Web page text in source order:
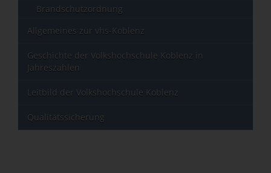
Brandschutzordnung
Allgemeines zur vhs-Koblenz
Geschichte der Volkshochschule Koblenz in
Jahreszahlen
Leitbild der Volkshochschule Koblenz
Qualitätssicherung